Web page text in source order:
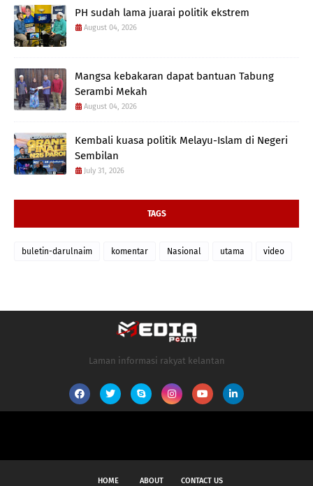
PH sudah lama juarai politik ekstrem
August 04, 2026
Mangsa kebakaran dapat bantuan Tabung
Serambi Mekah
August 04, 2026
Kembali kuasa politik Melayu-Islam di Negeri
Sembilan
July 31, 2026
TAGS
buletin-darulnaim komentar Nasional utama video
Laman informasi rakyat kelantan
HOME ABOUT CONTACT US